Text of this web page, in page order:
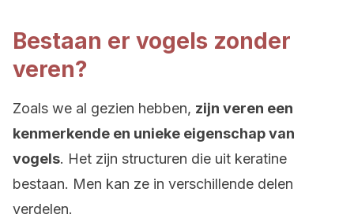
Bestaan er vogels zonder
veren?
Zoals we al gezien hebben, zijn veren een
kenmerkende en unieke eigenschap van
vogels. Het zijn structuren die uit keratine
bestaan. Men kan ze in verschillende delen
verdelen.